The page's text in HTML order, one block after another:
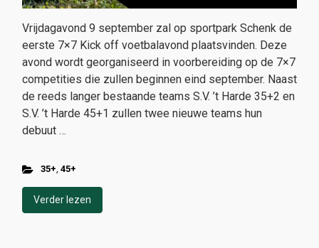
Vrijdagavond 9 september zal op sportpark Schenk de
eerste 7×7 Kick off voetbalavond plaatsvinden. Deze
avond wordt georganiseerd in voorbereiding op de 7×7
competities die zullen beginnen eind september. Naast
de reeds langer bestaande teams S.V. ’t Harde 35+2 en
S.V. ’t Harde 45+1 zullen twee nieuwe teams hun
debuut …
35+, 45+
Verder lezen